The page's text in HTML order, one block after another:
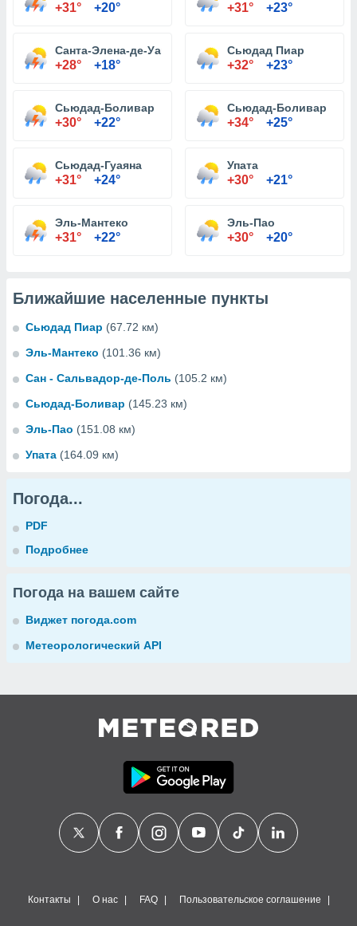
+31° +20° +31° +23°
Санта-Элена-де-Уайрен
+28° +18°
Сьюдад Пиар
+32° +23°
Сьюдад-Боливар
+30° +22°
Сьюдад-Боливар
+34° +25°
Сьюдад-Гуаяна
+31° +24°
Упата
+30° +21°
Эль-Мантеко
+31° +22°
Эль-Пао
+30° +20°
Ближайшие населенные пункты
Сьюдад Пиар (67.72 км)
Эль-Мантеко (101.36 км)
Сан - Сальвадор-де-Поль (105.2 км)
Сьюдад-Боливар (145.23 км)
Эль-Пао (151.08 км)
Упата (164.09 км)
Погода...
PDF
Подробнее
Погода на вашем сайте
Виджет погода.com
Метеорологический API
Контакты О нас FAQ Пользовательское соглашение